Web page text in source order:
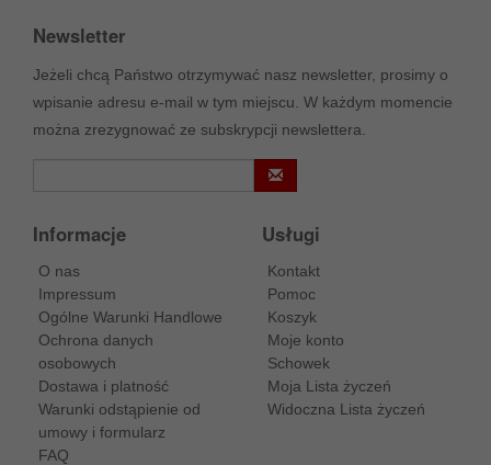
Newsletter
Jeżeli chcą Państwo otrzymywać nasz newsletter, prosimy o
wpisanie adresu e-mail w tym miejscu. W każdym momencie
można zrezygnować ze subskrypcji newslettera.
Informacje
O nas
Impressum
Ogólne Warunki Handlowe
Ochrona danych
osobowych
Dostawa i platność
Warunki odstąpienie od
umowy i formularz
FAQ
Usługi
Kontakt
Pomoc
Koszyk
Moje konto
Schowek
Moja Lista życzeń
Widoczna Lista życzeń